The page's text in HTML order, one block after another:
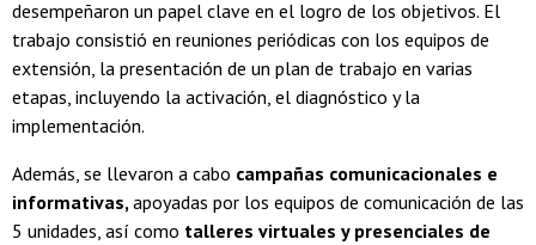
desempeñaron un papel clave en el logro de los objetivos. El
trabajo consistió en reuniones periódicas con los equipos de
extensión, la presentación de un plan de trabajo en varias
etapas, incluyendo la activación, el diagnóstico y la
implementación.
Además, se llevaron a cabo campañas comunicacionales e
informativas, apoyadas por los equipos de comunicación de las
5 unidades, así como talleres virtuales y presenciales de